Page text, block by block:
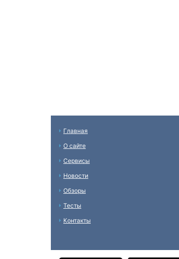
Главная
О сайте
Сервисы
Новости
Обзоры
Тесты
Контакты